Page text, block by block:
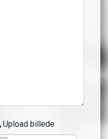
Upload billede